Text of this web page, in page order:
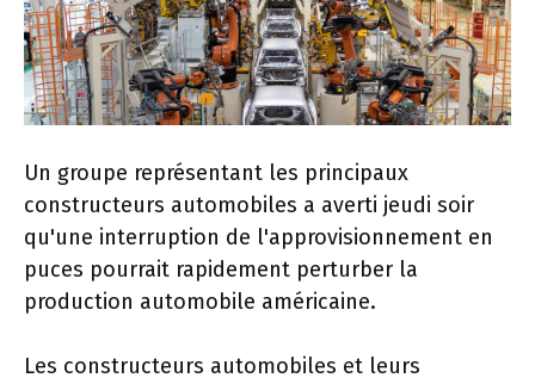
Un groupe représentant les principaux
constructeurs automobiles a averti jeudi soir
qu'une interruption de l'approvisionnement en
puces pourrait rapidement perturber la
production automobile américaine.
Les constructeurs automobiles et leurs